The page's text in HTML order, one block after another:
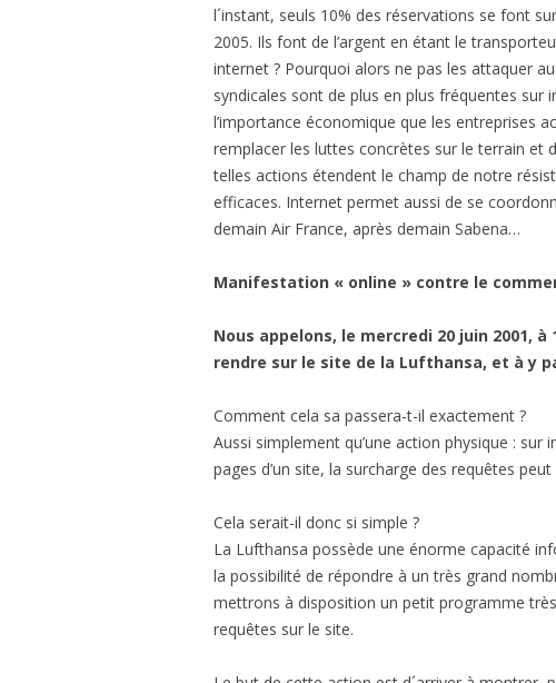
l´instant, seuls 10% des réservations se font
2005. Ils font de l’argent en étant le
internet ? Pourquoi alors ne pas les attaquer
syndicales sont de plus en plus fréquentes sur
l’importance économique que les entreprises
remplacer les luttes concrètes sur le terrain et
telles actions étendent le champ de notre
efficaces. Internet permet aussi de se
demain Air France, après demain Sabena…
Manifestation « online » contre le
Nous appelons, le mercredi 20 juin 2001,
rendre sur le site de la Lufthansa, et à y
Comment cela sa passera-t-il exactement ?
Aussi simplement qu’une action physique :
pages d’un site, la surcharge des requêtes peut
Cela serait-il donc si simple ?
La Lufthansa possède une énorme capacité
la possibilité de répondre à un très grand
mettrons à disposition un petit programme
requêtes sur le site.